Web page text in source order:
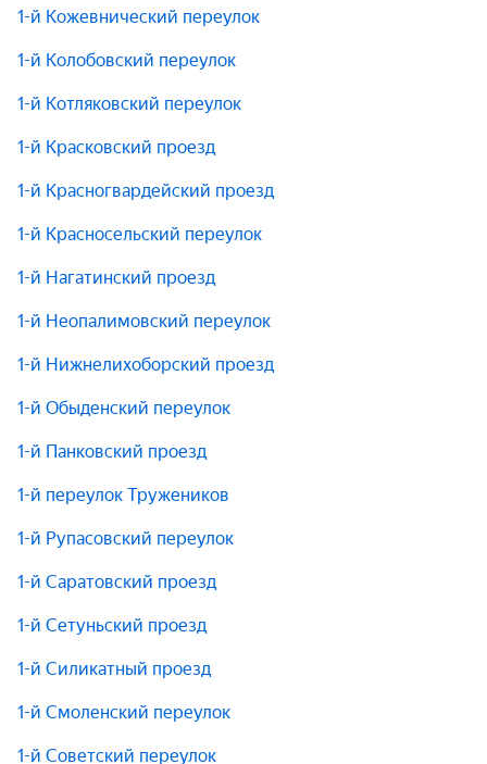
1-й Кожевнический переулок
1-й Колобовский переулок
1-й Котляковский переулок
1-й Красковский проезд
1-й Красногвардейский проезд
1-й Красносельский переулок
1-й Нагатинский проезд
1-й Неопалимовский переулок
1-й Нижнелихоборский проезд
1-й Обыденский переулок
1-й Панковский проезд
1-й переулок Тружеников
1-й Рупасовский переулок
1-й Саратовский проезд
1-й Сетуньский проезд
1-й Силикатный проезд
1-й Смоленский переулок
1-й Советский переулок